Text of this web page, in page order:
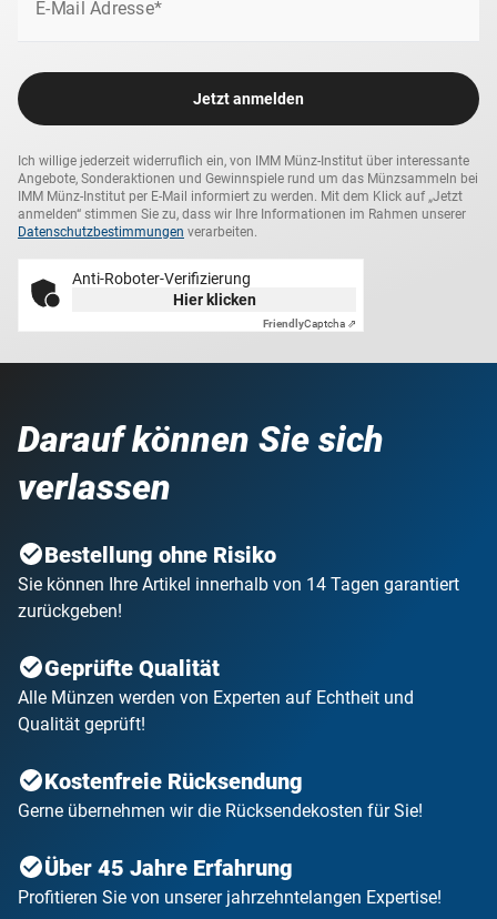
E-Mail Adresse*
Jetzt anmelden
Ich willige jederzeit widerruflich ein, von IMM Münz-Institut über interessante
Angebote, Sonderaktionen und Gewinnspiele rund um das Münzsammeln bei
IMM Münz-Institut per E-Mail informiert zu werden. Mit dem Klick auf „Jetzt
anmelden“ stimmen Sie zu, dass wir Ihre Informationen im Rahmen unserer
Datenschutzbestimmungen verarbeiten.
Anti-Roboter-Verifizierung
Hier klicken
FriendlyCaptcha ⇗
Darauf können Sie sich
verlassen
Bestellung ohne Risiko
Sie können Ihre Artikel innerhalb von 14 Tagen garantiert
zurückgeben!
Geprüfte Qualität
Alle Münzen werden von Experten auf Echtheit und
Qualität geprüft!
Kostenfreie Rücksendung
Gerne übernehmen wir die Rücksendekosten für Sie!
Über 45 Jahre Erfahrung
Profitieren Sie von unserer jahrzehntelangen Expertise!